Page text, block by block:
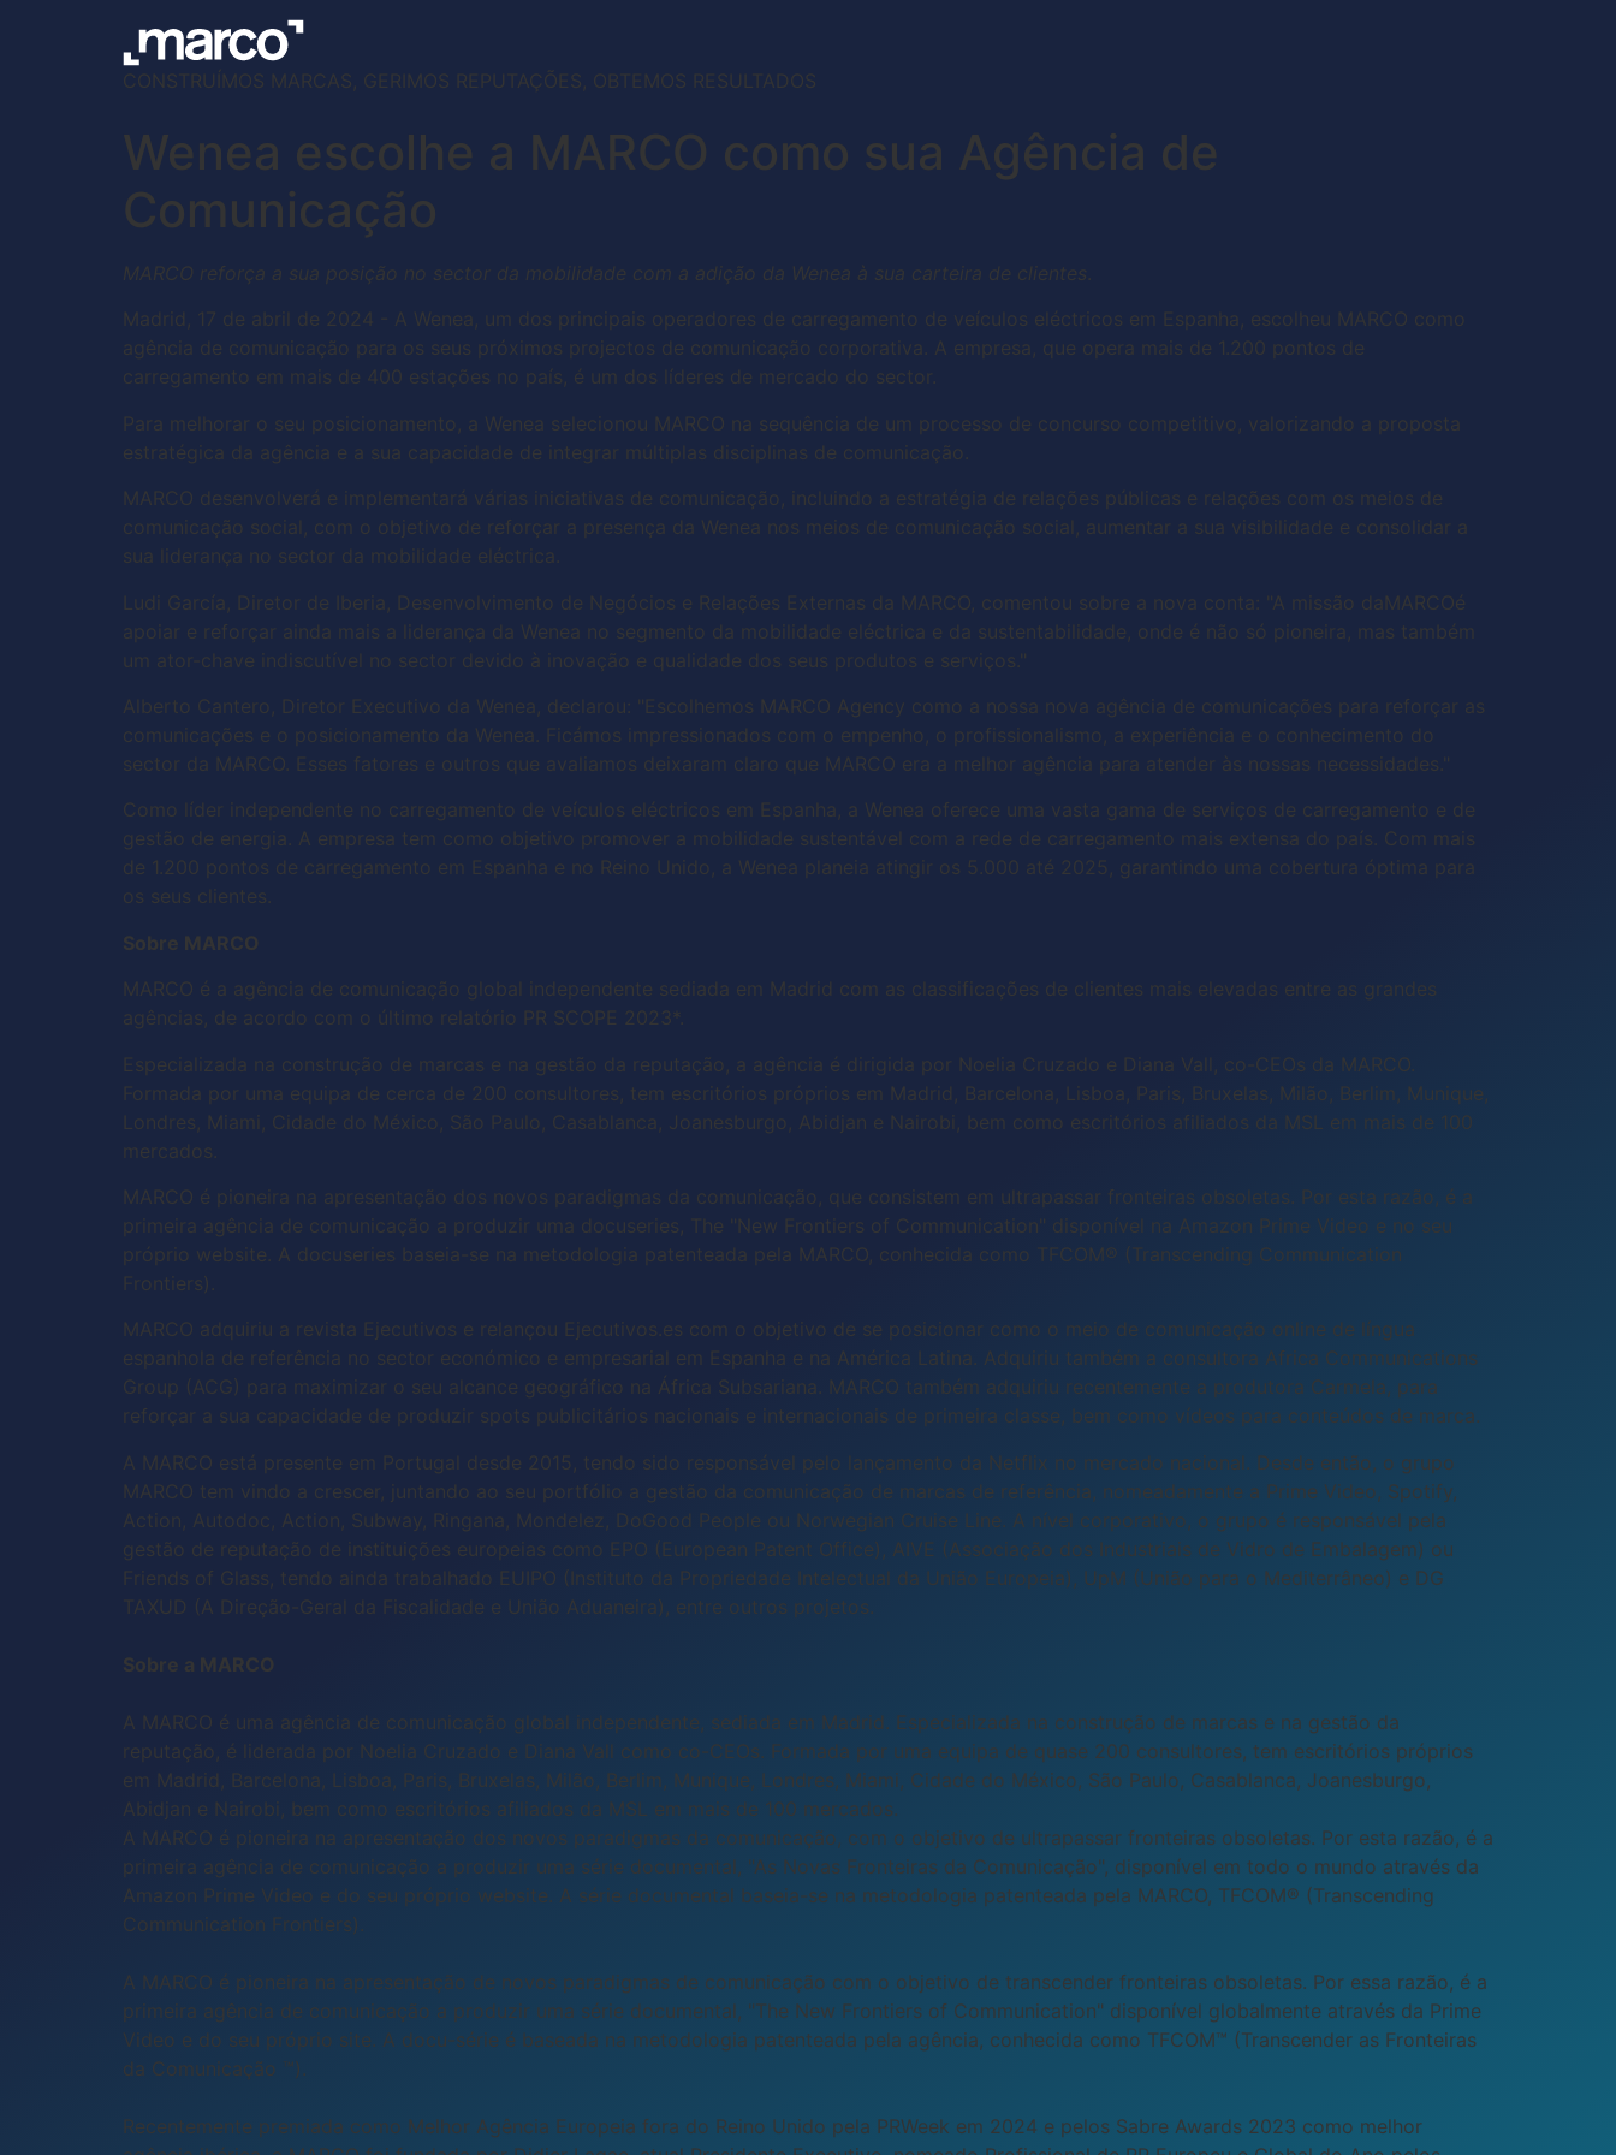
CONSTRUÍMOS MARCAS, GERIMOS REPUTAÇÕES, OBTEMOS RESULTADOS
Wenea escolhe a MARCO como sua Agência de
Comunicação
MARCO reforça a sua posição no sector da mobilidade com a adição da Wenea à sua carteira de clientes
Madrid, 17 de abril de 2024 - A Wenea, um dos principais operadores de carregamento de veículos eléctricos em Espanha, escolheu MARCO como
agência de comunicação para os seus próximos projectos de comunicação corporativa. A empresa, que opera mais de 1.200 pontos de
carregamento em mais de 400 estações no país, é um dos líderes de mercado do sector.
Para melhorar o seu posicionamento, a Wenea selecionou MARCO na sequência de um processo de concurso competitivo, valorizando a proposta
estratégica da agência e a sua capacidade de integrar múltiplas disciplinas de comunicação.
MARCO desenvolverá e implementará várias iniciativas de comunicação, incluindo a estratégia de relações públicas e relações com os meios de
comunicação social, com o objetivo de reforçar a presença da Wenea nos meios de comunicação social, aumentar a sua visibilidade e consolidar a
sua liderança no sector da mobilidade eléctrica.
Ludi García, Diretor de Iberia, Desenvolvimento de Negócios e Relações Externas da MARCO, comentou sobre a nova conta: "A missão daMARCOé
apoiar e reforçar ainda mais a liderança da Wenea no segmento da mobilidade eléctrica e da sustentabilidade, onde é não só pioneira, mas também
um ator-chave indiscutível no sector devido à inovação e qualidade dos seus produtos e serviços."
Alberto Cantero, Diretor Executivo da Wenea, declarou: "Escolhemos MARCO Agency como a nossa nova agência de comunicações para reforçar as
comunicações e o posicionamento da Wenea. Ficámos impressionados com o empenho, o profissionalismo, a experiência e o conhecimento do
sector da MARCO. Esses fatores e outros que avaliamos deixaram claro que MARCO era a melhor agência para atender às nossas necessidades."
Como líder independente no carregamento de veículos eléctricos em Espanha, a Wenea oferece uma vasta gama de serviços de carregamento e de
gestão de energia. A empresa tem como objetivo promover a mobilidade sustentável com a rede de carregamento mais extensa do país. Com mais
de 1.200 pontos de carregamento em Espanha e no Reino Unido, a Wenea planeia atingir os 5.000 até 2025, garantindo uma cobertura óptima para
os seus clientes.
Sobre MARCO
MARCO é a agência de comunicação global independente sediada em Madrid com as classificações de clientes mais elevadas entre as grandes
agências, de acordo com o último relatório PR SCOPE 2023*.
Especializada na construção de marcas e na gestão da reputação, a agência é dirigida por Noelia Cruzado e Diana Vall, co-CEOs da MARCO.
Formada por uma equipa de cerca de 200 consultores, tem escritórios próprios em Madrid, Barcelona, Lisboa, Paris, Bruxelas, Milão, Berlim, Munique,
Londres, Miami, Cidade do México, São Paulo, Casablanca, Joanesburgo, Abidjan e Nairobi, bem como escritórios afiliados da MSL em mais de 100
mercados.
MARCO é pioneira na apresentação dos novos paradigmas da comunicação, que consistem em ultrapassar fronteiras obsoletas. Por esta razão, é a
primeira agência de comunicação a produzir uma docuseries, The "New Frontiers of Communication" disponível na Amazon Prime Video e no seu
próprio website. A docuseries baseia-se na metodologia patenteada pela MARCO, conhecida como TFCOM® (Transcending Communication
Frontiers).
MARCO adquiriu a revista Ejecutivos e relançou Ejecutivos.es com o objetivo de se posicionar como o meio de comunicação online de língua
espanhola de referência no sector económico e empresarial em Espanha e na América Latina. Adquiriu também a consultora Africa Communications
Group (ACG) para maximizar o seu alcance geográfico na África Subsariana. MARCO também adquiriu recentemente a produtora Carmela, para
reforçar a sua capacidade de produzir spots publicitários nacionais e internacionais de primeira classe, bem como vídeos para conteúdos de marca.
A MARCO está presente em Portugal desde 2015, tendo sido responsável pelo lançamento da Netflix no mercado nacional. Desde então, o grupo
MARCO tem vindo a crescer, juntando ao seu portfólio a gestão da comunicação de marcas de referência, nomeadamente a Prime Video, Spotify,
Action, Autodoc, Action, Subway, Ringana, Mondelez, DoGood People ou Norwegian Cruise Line. A nível corporativo, o grupo é responsável pela
gestão de reputação de instituições europeias como EPO (European Patent Office), AIVE (Associação dos Industriais de Vidro de Embalagem) ou
Friends of Glass, tendo ainda trabalhado EUIPO (Instituto da Propriedade Intelectual da União Europeia), UpM (União para o Mediterrâneo) e DG
TAXUD (A Direção-Geral da Fiscalidade e União Aduaneira), entre outros projetos.
Sobre a MARCO
A MARCO é uma agência de comunicação global independente, sediada em Madrid. Especializada na construção de marcas e na gestão da
reputação, é liderada por Noelia Cruzado e Diana Vall como co-CEOs. Formada por uma equipa de quase 200 consultores, tem escritórios próprios
em Madrid, Barcelona, Lisboa, Paris, Bruxelas, Milão, Berlim, Munique, Londres, Miami, Cidade do México, São Paulo, Casablanca, Joanesburgo,
Abidjan e Nairobi, bem como escritórios afiliados da MSL em mais de 100 mercados.
A MARCO é pioneira na apresentação dos novos paradigmas da comunicação, com o objetivo de ultrapassar fronteiras obsoletas. Por esta razão, é a
primeira agência de comunicação a produzir uma série documental, "As Novas Fronteiras da Comunicação", disponível em todo o mundo através da
Amazon Prime Video e do seu próprio website. A série documental baseia-se na metodologia patenteada pela MARCO, TFCOM® (Transcending
Communication Frontiers).
A MARCO é pioneira na apresentação de novos paradigmas de comunicação com o objetivo de transcender fronteiras obsoletas. Por essa razão, é a
primeira agência de comunicação a produzir uma série documental, "The New Frontiers of Communication" disponível globalmente através da Prime
Video e do seu próprio site. A docu-série é baseada na metodologia patenteada pela agência, conhecida como TFCOM™ (Transcender as Fronteiras
da Comunicação ™).
Recentemente premiada como Melhor Agência Europeia fora do Reino Unido pela PRWeek em 2024 e pelos Sabre Awards 2023 como melhor